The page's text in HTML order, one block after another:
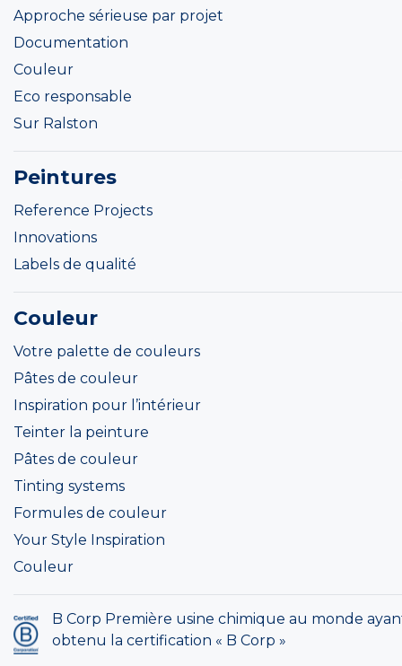
Approche sérieuse par projet
Documentation
Couleur
Eco responsable
Sur Ralston
Peintures
Reference Projects
Innovations
Labels de qualité
Couleur
Votre palette de couleurs
Pâtes de couleur
Inspiration pour l’intérieur
Teinter la peinture
Pâtes de couleur
Tinting systems
Formules de couleur
Your Style Inspiration
Couleur
B Corp Première usine chimique au monde
obtenu la certification « B Corp »